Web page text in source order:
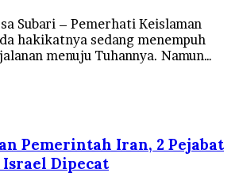
Subari – Pemerhati Keislaman
hakikatnya sedang menempuh
menuju Tuhannya. Namun…
Pemerintah Iran, 2 Pejabat
Israel Dipecat